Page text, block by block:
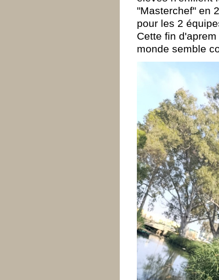
"Masterchef" en
pour les 2
Cette fin
monde semble